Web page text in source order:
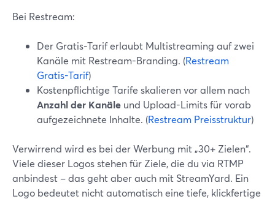
Bei Restream:
Der Gratis-Tarif erlaubt Multistreaming auf zwei
Kanäle mit Restream-Branding. (Restream
Gratis-Tarif)
Kostenpflichtige Tarife skalieren vor allem nach
Anzahl der Kanäle und Upload-Limits für vorab
aufgezeichnete Inhalte. (Restream Preisstruktur)
Verwirrend wird es bei der Werbung mit „30+ Zielen“.
Viele dieser Logos stehen für Ziele, die du via RTMP
anbindest – das geht aber auch mit StreamYard. Ein
Logo bedeutet nicht automatisch eine tiefe, klickfertige